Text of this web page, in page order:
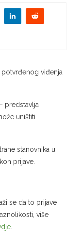
potvrđenog viđenja
predstavlja
uništiti
stanovnika u
prijave.
se da to prijave
više